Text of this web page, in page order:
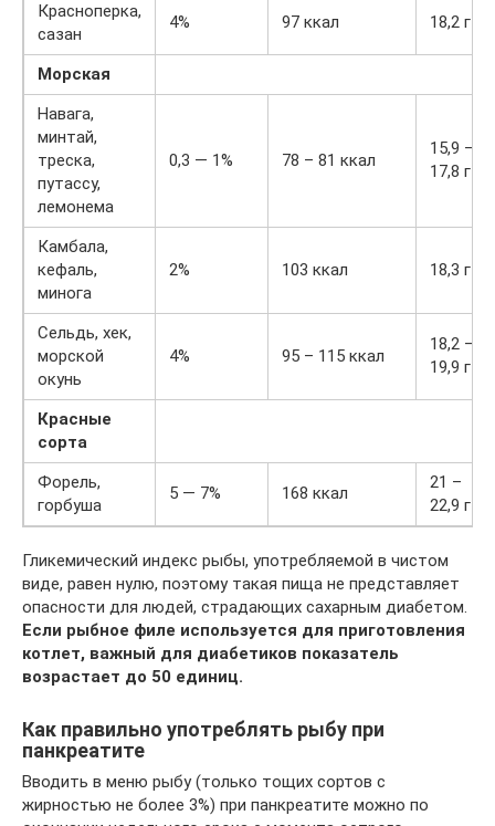
Красноперка,
сазан
4% 97 ккал 18,2 г
Морская
Навага,
минтай,
треска,
путассу,
лемонема
0,3 — 1% 78 – 81 ккал
15,9 –
17,8 г
Камбала,
кефаль,
минога
2% 103 ккал 18,3 г
Сельдь, хек,
морской
окунь
4% 95 – 115 ккал
18,2 –
19,9 г
Красные
сорта
Форель,
горбуша
5 — 7% 168 ккал
21 –
22,9 г
Гликемический индекс рыбы, употребляемой в чистом
виде, равен нулю, поэтому такая пища не представляет
опасности для людей, страдающих сахарным диабетом.
Если рыбное филе используется для приготовления
котлет, важный для диабетиков показатель
возрастает до 50 единиц.
Как правильно употреблять рыбу при
панкреатите
Вводить в меню рыбу (только тощих сортов с
жирностью не более 3%) при панкреатите можно по